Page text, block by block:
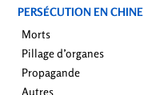
PERSÉCUTION EN CHINE
Morts
Pillage d’organes
Propagande
Autres